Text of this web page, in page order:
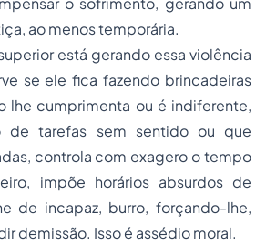
ao menos temporária.
está gerando essa violência
se ele fica fazendo brincadeiras
lhe cumprimenta ou é indiferente,
de tarefas sem sentido ou que
controla com exagero o tempo
impõe horários absurdos de
de incapaz, burro, forçando-lhe,
demissão. Isso é assédio moral.